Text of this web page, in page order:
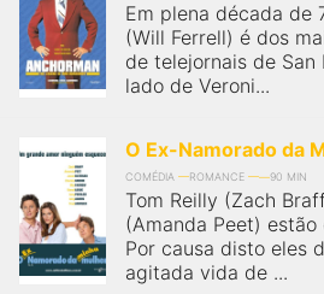
Em plena década de
(Will Ferrell) é dos
de telejornais de San
lado de Veroni...
O Ex-Namorado da
COMÉDIA ROMANCE 90 MIN
Tom Reilly (Zach
(Amanda Peet) estão
Por causa disto eles
agitada vida de ...